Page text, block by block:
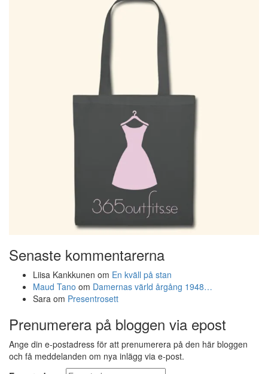
Senaste kommentarerna
Liisa Kankkunen om En kväll på stan
Maud Tano om Damernas värld årgång 1948…
Sara om Presentrosett
Prenumerera på bloggen via epost
Ange din e-postadress för att prenumerera på den här bloggen
och få meddelanden om nya inlägg via e-post.